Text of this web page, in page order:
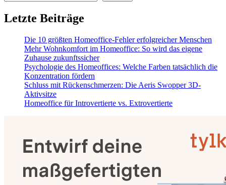
Letzte Beiträge
Die 10 größten Homeoffice-Fehler erfolgreicher Menschen
Mehr Wohnkomfort im Homeoffice: So wird das eigene
Zuhause zukunftssicher
Psychologie des Homeoffices: Welche Farben tatsächlich die
Konzentration fördern
Schluss mit Rückenschmerzen: Die Aeris Swopper 3D-
Aktivsitze
Homeoffice für Introvertierte vs. Extrovertierte